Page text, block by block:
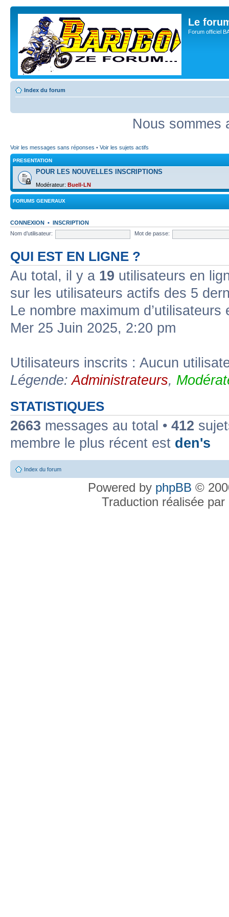
Le
Forum officiel
Index du forum
Nous sommes
Voir les messages sans réponses • Voir les sujets actifs
PRESENTATION
POUR LES NOUVELLES INSCRIPTIONS
Modérateur: Buell-LN
FORUMS GENERAUX
CONNEXION • INSCRIPTION
Nom d’utilisateur:
Mot de passe:
QUI EST EN LIGNE ?
Au total, il y a 19 utilisateurs en
sur les utilisateurs actifs des 5
Le nombre maximum
Mer 25 Juin 2025, 2:20 pm
Utilisateurs inscrits : Aucun
Légende:Administrateurs,
STATISTIQUES
2663 messages au total • 412
membre le plus récent est den's
Index du forum
Powered by phpBB ©
Traduction réalisée par